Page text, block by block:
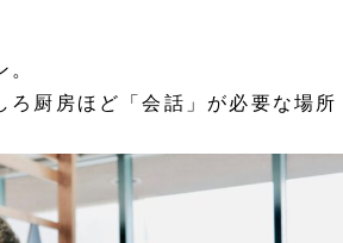
厨房ほど「会話」が必要な場所